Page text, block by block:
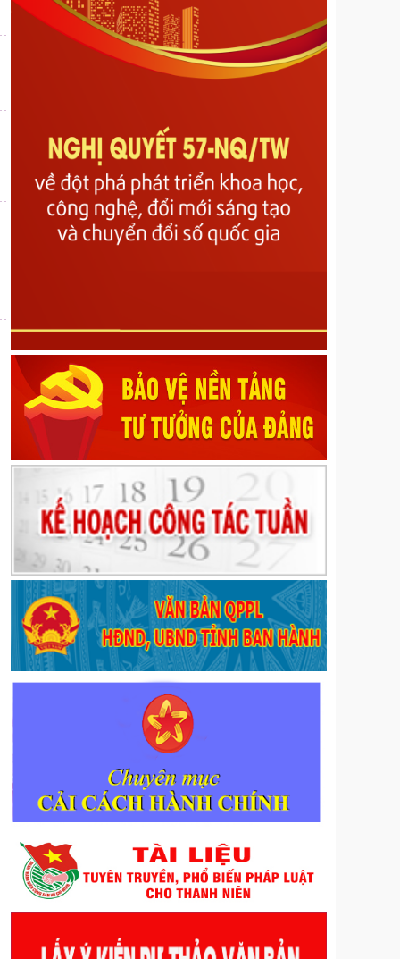
các Nghị quyết số 29/2017/NQ-HĐND ngày 08
tháng 12 năm 2017, số 21/2023/NQ-HĐND ngày 13
tháng 7 năm 2023, số 46/2024/NQ-HĐND ngày 30
tháng 9 năm 2024 của Hội đồng nhân dân tỉnh Lai
cán bộ quản lý cơ sở giáo dục để thực hiện chương
trình mới, sách giáo khoa mới giáo dục phổ thông
trên địa bàn tỉnh ban hành kèm theo Nghị quyết số
39/2022/NQ-HĐND ngày 20 tháng 9 năm 2022 của
Hội đồng nhân dân tỉnh; sửa đổi, bổ sung một số
điều của Nghị quyết số 82/2024/NQ-HĐND ngày 09
tháng 12 năm 2024 của Hội đồng nhân dân tỉnh quy
dụng kinh phí đóng góp của tổ chức, cá nhân khai
thác khoáng sản trên địa bàn tỉnh Lai Châu
Nghị định số 189/2026/NĐ-CP ngày 28/5/2026 của
Chính phủ về quy định về phát hành, phổ biến phim
phục vụ nhiệm vụ chính trị